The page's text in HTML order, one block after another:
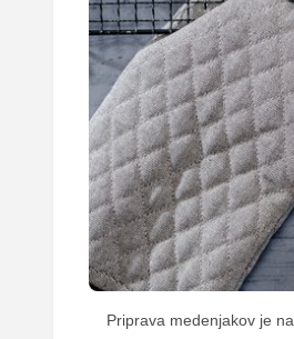
Priprava medenjakov je